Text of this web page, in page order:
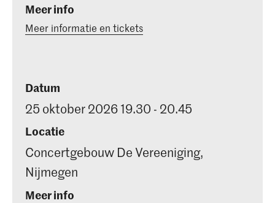
Meer info
Meer informatie en tickets
Datum
25 oktober 2026 19.30 - 20.45
Locatie
Concertgebouw De Vereeniging,
Nijmegen
Meer info